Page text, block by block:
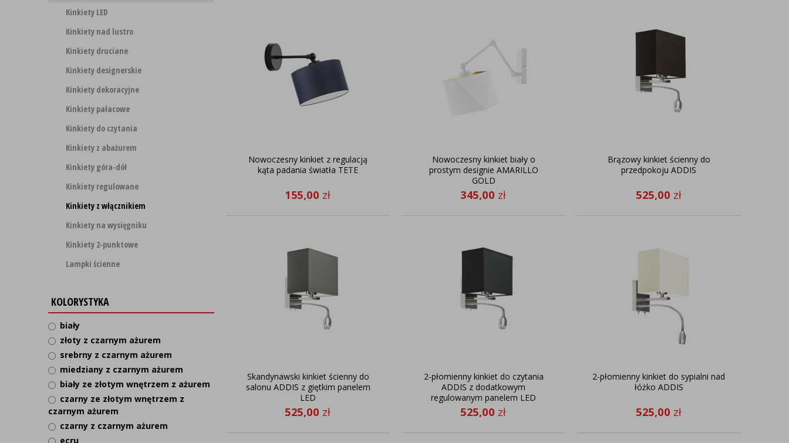
Kinkiety LED
Kinkiety nad lustro
Kinkiety druciane
Kinkiety designerskie
Kinkiety dekoracyjne
Kinkiety pałacowe
Kinkiety do czytania
Kinkiety z abażurem
Kinkiety góra-dół
Kinkiety regulowane
Kinkiety z włącznikiem
Kinkiety na wysięgniku
Kinkiety 2-punktowe
Lampki ścienne
KOLORYSTYKA
biały
złoty z czarnym ażurem
srebrny z czarnym ażurem
miedziany z czarnym ażurem
biały ze złotym wnętrzem z ażurem
czarny ze złotym wnętrzem z
czarnym ażurem
czarny z czarnym ażurem
ecru
Nowoczesny kinkiet z regulacją
kąta padania światła TETE
155,00 zł
Nowoczesny kinkiet biały o
prostym designie AMARILLO
GOLD
345,00 zł
Brązowy kinkiet ścienny do
przedpokoju ADDIS
525,00 zł
Skandynawski kinkiet ścienny do
salonu ADDIS z giętkim panelem
LED
525,00 zł
2-płomienny kinkiet do czytania
ADDIS z dodatkowym
regulowanym panelem LED
525,00 zł
2-płomienny kinkiet do sypialni nad
łóżko ADDIS
525,00 zł